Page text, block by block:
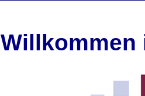
Willkommen